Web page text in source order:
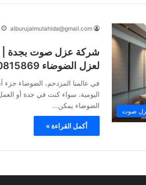
صوت
alburujalmutahida@gmail.com
شركة عزل صوت بجدة |
لعزل الضوضاء 0500815869
في عالمنا المزدحم، الضوضاء جزء
اليومية. سواء كنت في جدة أو
الضوضاء يمكن…
أكمل القراءة »